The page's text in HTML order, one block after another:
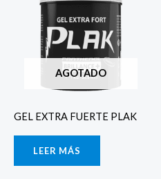
AGOTADO
GEL EXTRA FUERTE PLAK
LEER MÁS